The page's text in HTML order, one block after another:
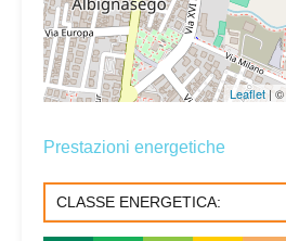
Leaflet | ©
Prestazioni energetiche
CLASSE ENERGETICA: